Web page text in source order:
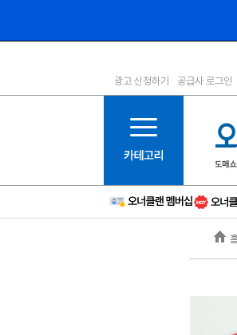
1등급
6등급
11등급
12등급
15등급
16등급
광고 신청하기 공급사 로그인